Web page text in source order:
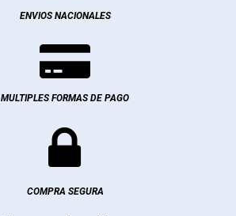
ENVIOS NACIONALES

MULTIPLES FORMAS DE PAGO

COMPRA SEGURA